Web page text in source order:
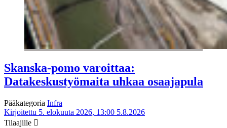
Skanska-pomo varoittaa:
Datakeskustyömaita uhkaa osaajapula
Pääkategoria Infra
Kirjoitettu 5. elokuuta 2026, 13:00 5.8.2026
Tilaajille